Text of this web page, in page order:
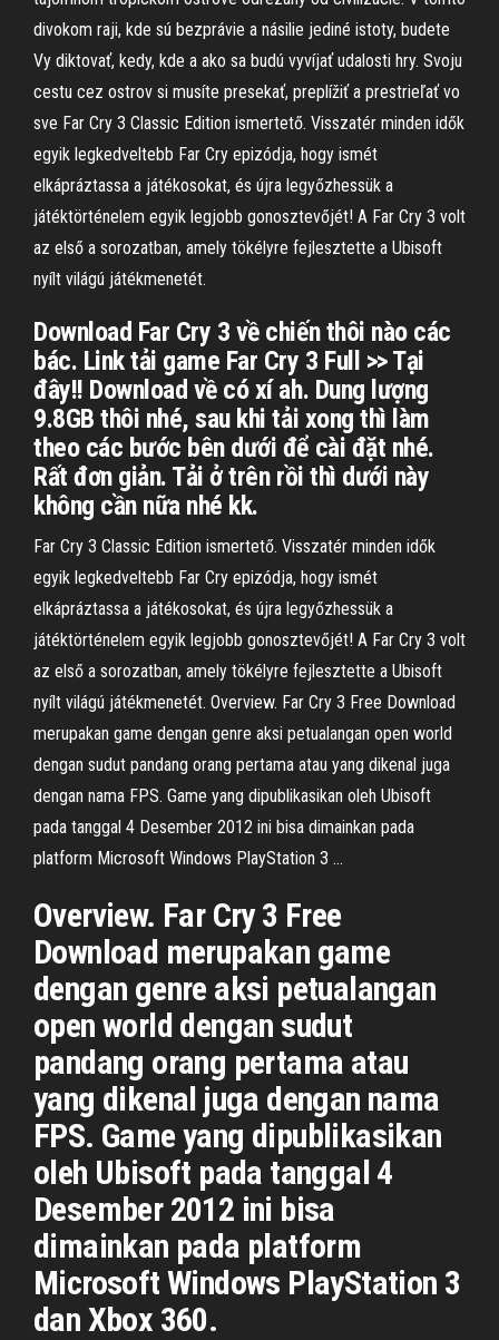
divokom raji, kde sú bezprávie a násilie jediné istoty, budete
Vy diktovať, kedy, kde a ako sa budú vyvíjať udalosti hry. Svoju
cestu cez ostrov si musíte presekať, preplížiť a prestrieľať vo
sve Far Cry 3 Classic Edition ismertető. Visszatér minden idők
egyik legkedveltebb Far Cry epizódja, hogy ismét
elkápráztassa a játékosokat, és újra legyőzhessük a
játéktörténelem egyik legjobb gonosztevőjét! A Far Cry 3 volt
az első a sorozatban, amely tökélyre fejlesztette a Ubisoft
nyílt világú játékmenetét.
Download Far Cry 3 về chiến thôi nào các
bác. Link tải game Far Cry 3 Full >> Tại
đây!! Download về có xí ah. Dung lượng
9.8GB thôi nhé, sau khi tải xong thì làm
theo các bước bên dưới để cài đặt nhé.
Rất đơn giản. Tải ở trên rồi thì dưới này
không cần nữa nhé kk.
Far Cry 3 Classic Edition ismertető. Visszatér minden idők
egyik legkedveltebb Far Cry epizódja, hogy ismét
elkápráztassa a játékosokat, és újra legyőzhessük a
játéktörténelem egyik legjobb gonosztevőjét! A Far Cry 3 volt
az első a sorozatban, amely tökélyre fejlesztette a Ubisoft
nyílt világú játékmenetét. Overview. Far Cry 3 Free Download
merupakan game dengan genre aksi petualangan open world
dengan sudut pandang orang pertama atau yang dikenal juga
dengan nama FPS. Game yang dipublikasikan oleh Ubisoft
pada tanggal 4 Desember 2012 ini bisa dimainkan pada
platform Microsoft Windows PlayStation 3 …
Overview. Far Cry 3 Free
Download merupakan game
dengan genre aksi petualangan
open world dengan sudut
pandang orang pertama atau
yang dikenal juga dengan nama
FPS. Game yang dipublikasikan
oleh Ubisoft pada tanggal 4
Desember 2012 ini bisa
dimainkan pada platform
Microsoft Windows PlayStation 3
dan Xbox 360.